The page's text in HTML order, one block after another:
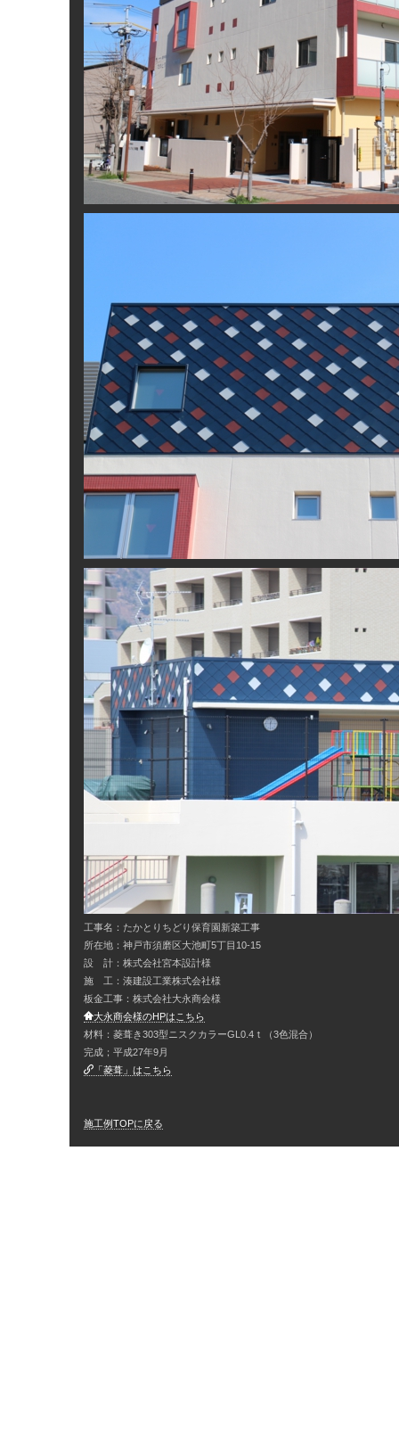
工事名：たかとりちどり保育園新築工事
所在地：神戸市須磨区大池町5丁目10-15
設 計：株式会社宮本設計様
施 工：湊建設工業株式会社様
板金工事：株式会社大永商会様
大永商会様のHPはこちら
材料：菱葺き303型ニスクカラーGL0.4ｔ（3色混合）
完成；平成27年9月
「菱葺」はこちら
施工例TOPに戻る